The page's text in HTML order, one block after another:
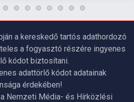
a kereskedő tartós adathordozó
a fogyasztó részére ingyenes
kódot biztosítani.
adattörlő kódot adatainak
érdekében!
Nemzeti Média- és Hírközlési